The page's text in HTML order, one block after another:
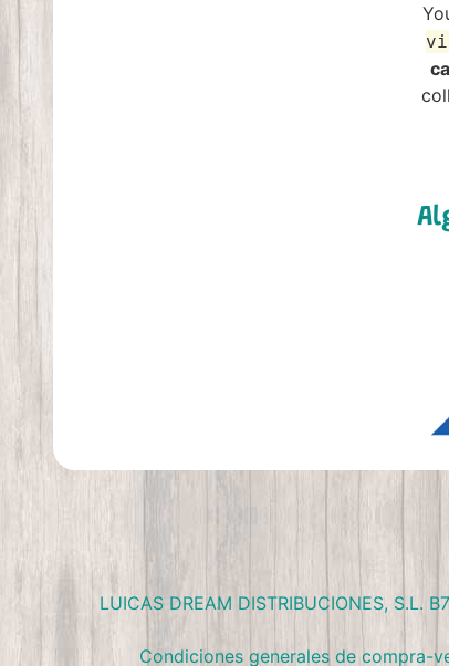
LUICAS DREAM DISTRIBUCIONES,
Condiciones generales de compra-